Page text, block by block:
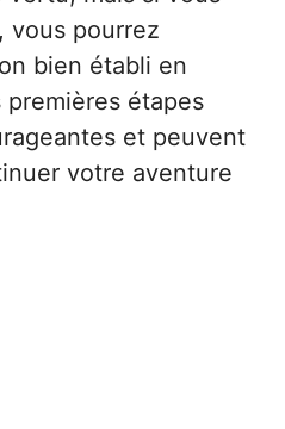
vous pourrez
bien établi en
premières étapes
et peuvent
votre aventure